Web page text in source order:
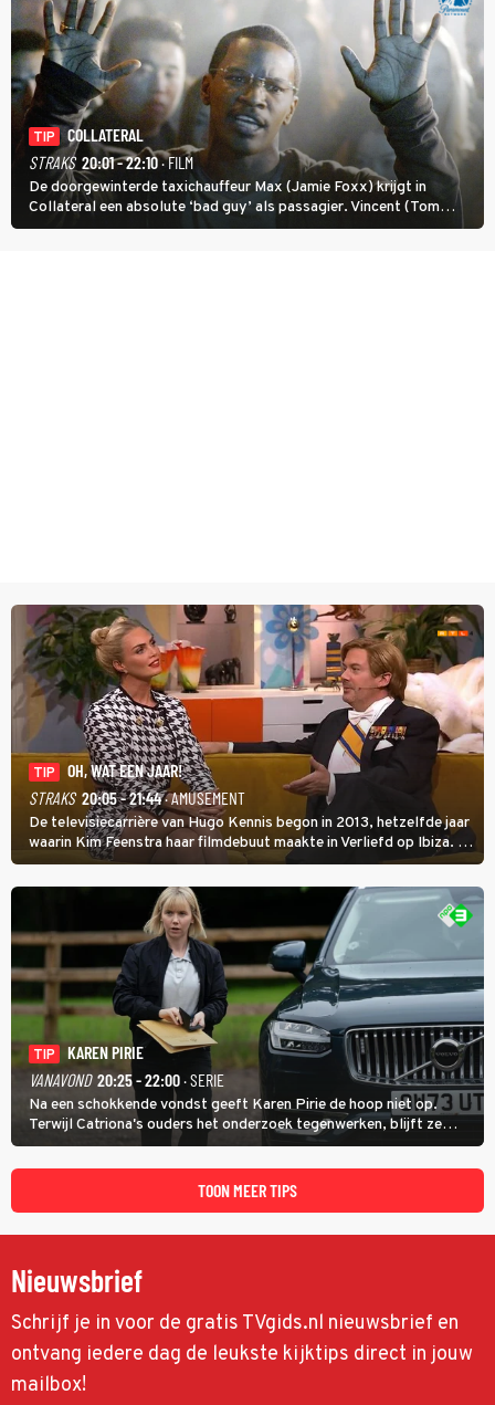
TIP
COLLATERAL
STRAKS 20:01 - 22:10· FILM
De doorgewinterde taxichauffeur Max (Jamie Foxx) krijgt in
Collateral een absolute ‘bad guy’ als passagier. Vincent (Tom
Cruise) heeft hem nodig om hem de stad door te loodsen om een
TIP
OH, WAT EEN JAAR!
STRAKS 20:05 - 21:44· AMUSEMENT
De televisiecarrière van Hugo Kennis begon in 2013, hetzelfde jaar
waarin Kim Feenstra haar filmdebuut maakte in Verliefd op Ibiza. In
Oh, Wat een Jaar! wordt duidelijk wat ze nog meer weten van het
jaar waarin ze allebei eindtwintigers waren.
TIP
KAREN PIRIE
VANAVOND 20:25 - 22:00· SERIE
Na een schokkende vondst geeft Karen Pirie de hoop niet op.
Terwijl Catriona's ouders het onderzoek tegenwerken, blijft ze
speuren naar Adam. In deze slotaflevering van Karen Pirie leidt het
spoor via Frankrijk en Italië naar Malta.
TOON MEER TIPS
Nieuwsbrief
Schrijf je in voor de gratis TVgids.nl nieuwsbrief en
ontvang iedere dag de leukste kijktips direct in jouw
mailbox!